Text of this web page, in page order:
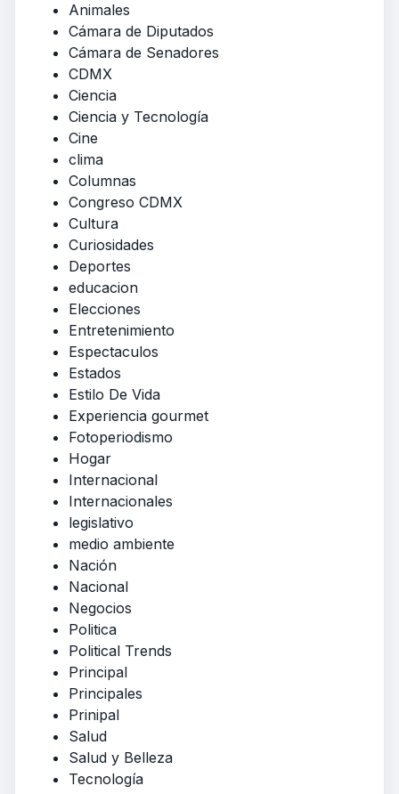
Animales
Cámara de Diputados
Cámara de Senadores
CDMX
Ciencia
Ciencia y Tecnología
Cine
clima
Columnas
Congreso CDMX
Cultura
Curiosidades
Deportes
educacion
Elecciones
Entretenimiento
Espectaculos
Estados
Estilo De Vida
Experiencia gourmet
Fotoperiodismo
Hogar
Internacional
Internacionales
legislativo
medio ambiente
Nación
Nacional
Negocios
Politica
Political Trends
Principal
Principales
Prinipal
Salud
Salud y Belleza
Tecnología